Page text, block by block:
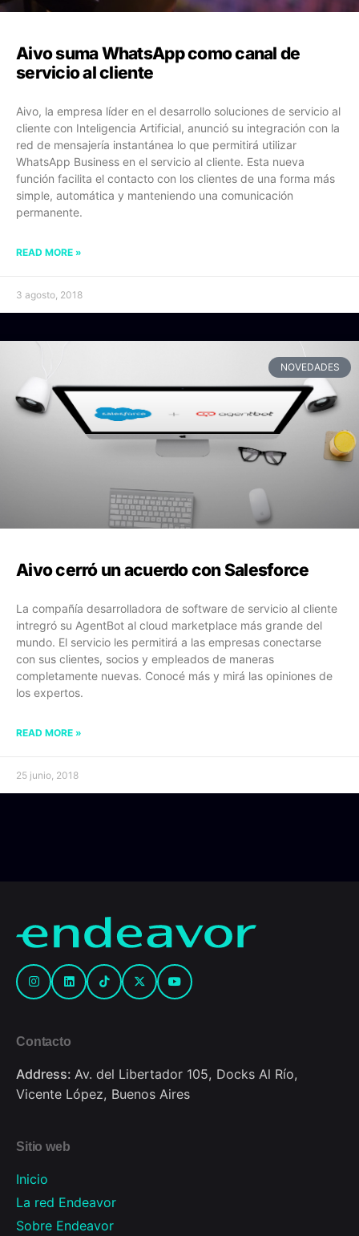
Aivo suma WhatsApp como canal de
servicio al cliente
Aivo, la empresa líder en el desarrollo soluciones de servicio al
cliente con Inteligencia Artificial, anunció su integración con la
red de mensajería instantánea lo que permitirá utilizar
WhatsApp Business en el servicio al cliente. Esta nueva
función facilita el contacto con los clientes de una forma más
simple, automática y manteniendo una comunicación
permanente.
READ MORE »
3 agosto, 2018
NOVEDADES
Aivo cerró un acuerdo con Salesforce
La compañía desarrolladora de software de servicio al cliente
intregró su AgentBot al cloud marketplace más grande del
mundo. El servicio les permitirá a las empresas conectarse
con sus clientes, socios y empleados de maneras
completamente nuevas. Conocé más y mirá las opiniones de
los expertos.
READ MORE »
25 junio, 2018
Contacto
Address: Av. del Libertador 105, Docks Al Río,
Vicente López, Buenos Aires
Sitio web
Inicio
La red Endeavor
Sobre Endeavor